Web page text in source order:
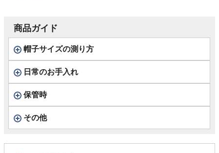
商品ガイド
帽子サイズの測り方
日常のお手入れ
保管時
その他